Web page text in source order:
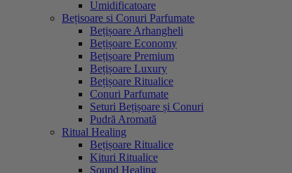
Umidificatoare
Bețisoare si Conuri Parfumate
Bețișoare Arhangheli
Bețișoare Economy
Bețișoare Premium
Bețișoare Luxury
Bețișoare Ritualice
Conuri Parfumate
Seturi Bețișoare și Conuri
Pudră Aromată
Ritual Healing
Bețișoare Ritualice
Kituri Ritualice
Sound Healing